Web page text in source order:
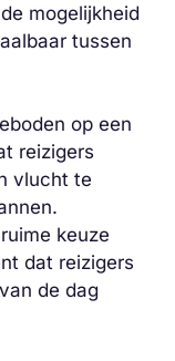
mogelijkheid
tussen
op een
reizigers
vlucht te
keuze
dat reizigers
de dag